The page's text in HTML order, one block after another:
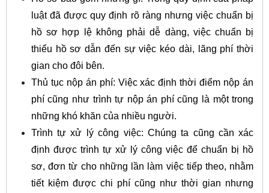
luật đã được quy định rõ ràng nhưng việc chuẩn bị
hồ sơ hợp lệ không phải dễ dàng, việc chuẩn bị
thiểu hồ sơ dẫn đến sự việc kéo dài, lãng phí thời
gian cho đôi bên.
Thủ tục nộp án phí: Việc xác định thời điểm nộp án
phí cũng như trình tự nộp án phí cũng là một trong
những khó khăn của nhiều người.
Trình tự xử lý công việc: Chúng ta cũng cần xác
định được trình tự xử lý công việc để chuẩn bị hồ
sơ, đơn từ cho những lần làm việc tiếp theo, nhằm
tiết kiệm được chi phí cũng như thời gian nhưng